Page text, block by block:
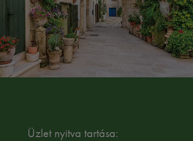
Üzlet nyitva tartása: